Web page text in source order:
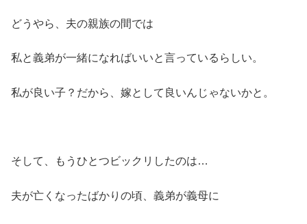
どうやら、夫の親族の間では
私と義弟が一緒になればいいと言っているらしい。
私が良い子？だから、嫁として良いんじゃないかと。
そして、もうひとつビックリしたのは…
夫が亡くなったばかりの頃、義弟が義母に